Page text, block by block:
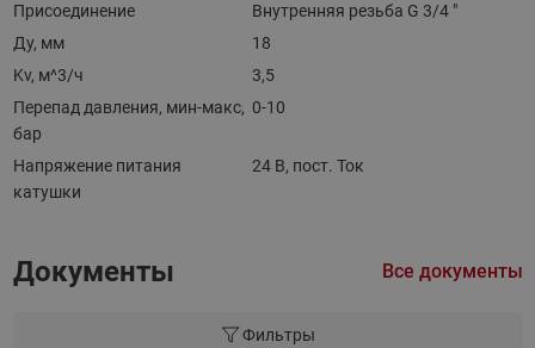
Присоединение
Внутренняя резьба G 3/4 "
Ду, мм
18
Kv, м^3/ч
3,5
Перепад давления, мин-макс,
бар
0-10
Напряжение питания
катушки
24 В, пост. Ток
Документы Все документы
Фильтры